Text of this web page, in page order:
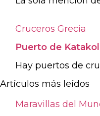
Cruceros Grecia
Puerto de
Hay puertos de
Artículos más leídos
Maravillas del